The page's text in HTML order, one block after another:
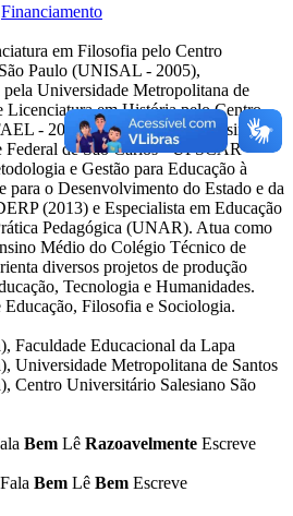
Financiamento
em Filosofia pelo Centro
Paulo (UNISAL - 2005),
Universidade Metropolitana de
em História pelo Centro
- 2023). Especialista em Ensino de
de São Carlos - UFSCAR
e Gestão para Educação à
para o Desenvolvimento do Estado e da
(2013) e Especialista em Educação
Pedagógica (UNAR). Atua como
Médio do Colégio Técnico de
diversos projetos de produção
Tecnologia e Humanidades.
Educação, Filosofia e Sociologia.
Educacional da Lapa
Metropolitana de Santos
Universitário Salesiano São
Bem Lê Razoavelmente Escreve
Fala Bem Lê Bem Escreve